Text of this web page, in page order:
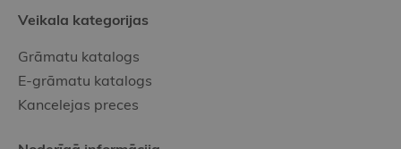
Veikala kategorijas
Grāmatu katalogs
E-grāmatu katalogs
Kancelejas preces